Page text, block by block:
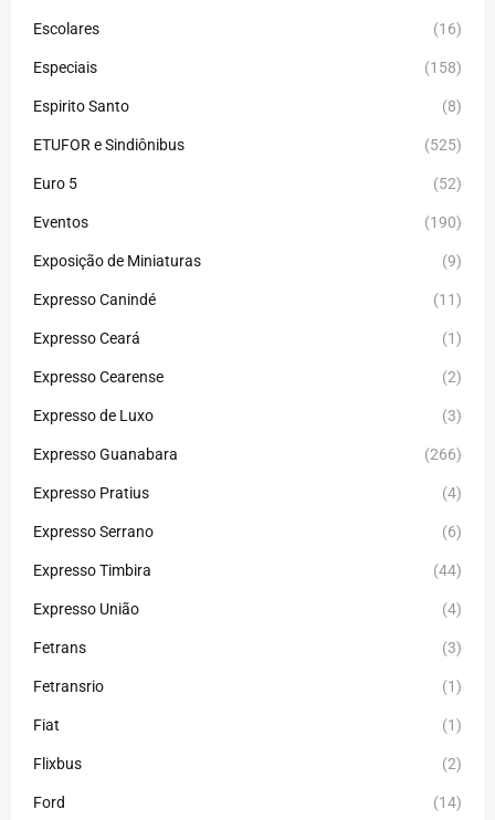
Escolares (16)
Especiais (158)
Espirito Santo (8)
ETUFOR e Sindiônibus (525)
Euro 5 (52)
Eventos (190)
Exposição de Miniaturas (9)
Expresso Canindé (11)
Expresso Ceará (1)
Expresso Cearense (2)
Expresso de Luxo (3)
Expresso Guanabara (266)
Expresso Pratius (4)
Expresso Serrano (6)
Expresso Timbira (44)
Expresso União (4)
Fetrans (3)
Fetransrio (1)
Fiat (1)
Flixbus (2)
Ford (14)